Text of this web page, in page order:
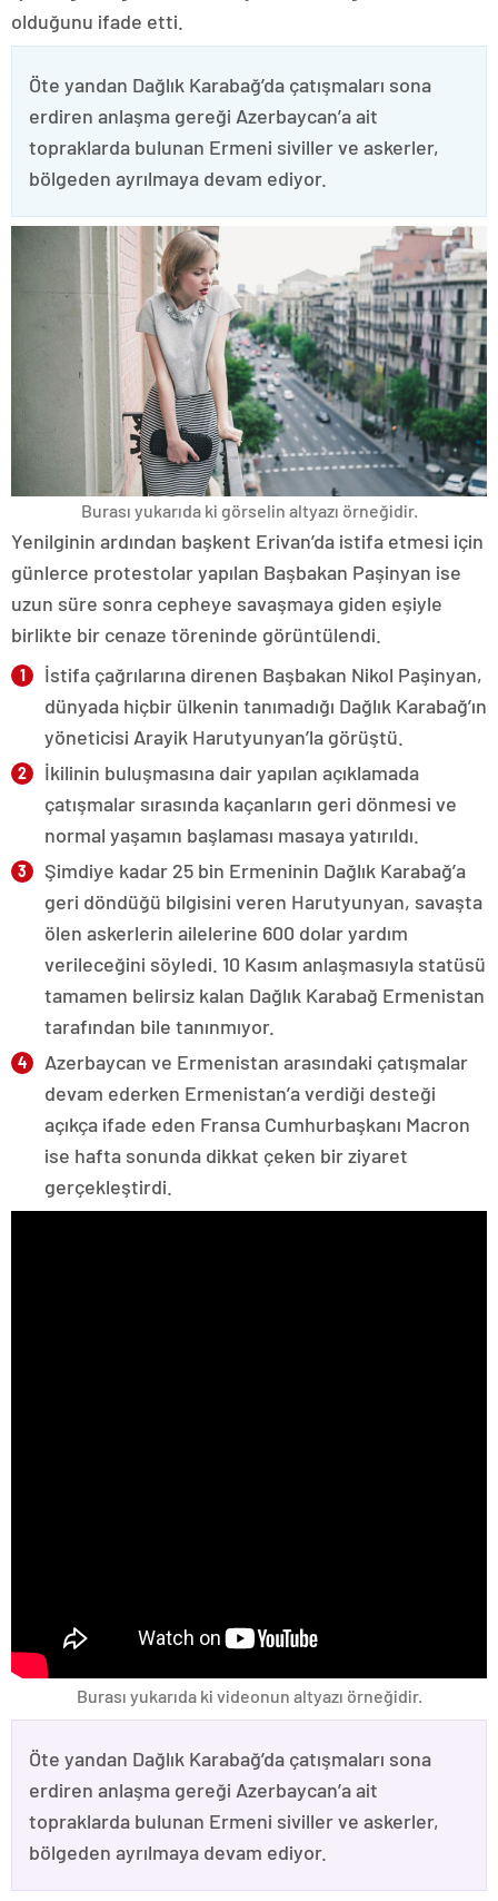
olduğunu ifade etti.
Öte yandan Dağlık Karabağ’da çatışmaları sona
erdiren anlaşma gereği Azerbaycan’a ait
topraklarda bulunan Ermeni siviller ve askerler,
bölgeden ayrılmaya devam ediyor.
Burası yukarıda ki görselin altyazı örneğidir.
Yenilginin ardından başkent Erivan’da istifa etmesi için
günlerce protestolar yapılan Başbakan Paşinyan ise
uzun süre sonra cepheye savaşmaya giden eşiyle
birlikte bir cenaze töreninde görüntülendi.
İstifa çağrılarına direnen Başbakan Nikol Paşinyan,
dünyada hiçbir ülkenin tanımadığı Dağlık Karabağ’ın
yöneticisi Arayik Harutyunyan’la görüştü.
İkilinin buluşmasına dair yapılan açıklamada
çatışmalar sırasında kaçanların geri dönmesi ve
normal yaşamın başlaması masaya yatırıldı.
Şimdiye kadar 25 bin Ermeninin Dağlık Karabağ’a
geri döndüğü bilgisini veren Harutyunyan, savaşta
ölen askerlerin ailelerine 600 dolar yardım
verileceğini söyledi. 10 Kasım anlaşmasıyla statüsü
tamamen belirsiz kalan Dağlık Karabağ Ermenistan
tarafından bile tanınmıyor.
Azerbaycan ve Ermenistan arasındaki çatışmalar
devam ederken Ermenistan’a verdiği desteği
açıkça ifade eden Fransa Cumhurbaşkanı Macron
ise hafta sonunda dikkat çeken bir ziyaret
gerçekleştirdi.
Burası yukarıda ki videonun altyazı örneğidir.
Öte yandan Dağlık Karabağ’da çatışmaları sona
erdiren anlaşma gereği Azerbaycan’a ait
topraklarda bulunan Ermeni siviller ve askerler,
bölgeden ayrılmaya devam ediyor.